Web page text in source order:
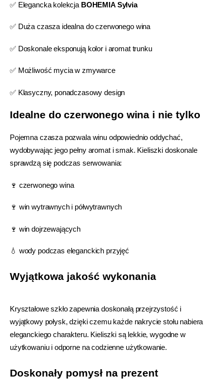
✅ Elegancka kolekcja BOHEMIA Sylvia
✅ Duża czasza idealna do czerwonego wina
✅ Doskonale eksponują kolor i aromat trunku
✅ Możliwość mycia w zmywarce
✅ Klasyczny, ponadczasowy design
Idealne do czerwonego wina i nie tylko
Pojemna czasza pozwala winu odpowiednio oddychać,
wydobywając jego pełny aromat i smak. Kieliszki doskonale
sprawdzą się podczas serwowania:
🍷 czerwonego wina
🍷 win wytrawnych i półwytrawnych
🍷 win dojrzewających
💧 wody podczas eleganckich przyjęć
Wyjątkowa jakość wykonania
Kryształowe szkło zapewnia doskonałą przejrzystość i
wyjątkowy połysk, dzięki czemu każde nakrycie stołu nabiera
eleganckiego charakteru. Kieliszki są lekkie, wygodne w
użytkowaniu i odporne na codzienne użytkowanie.
Doskonały pomysł na prezent